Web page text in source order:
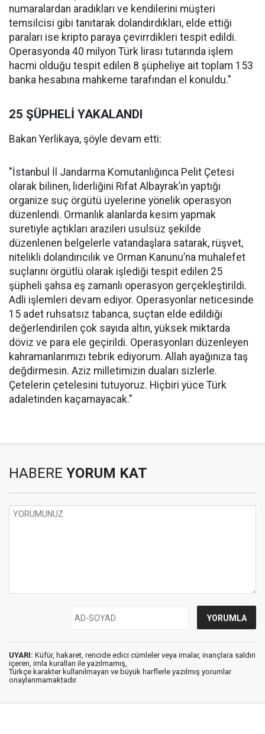
numaralardan aradıkları ve kendilerini müşteri
temsilcisi gibi tanıtarak dolandırdıkları, elde ettiği
paraları ise kripto paraya çevirrdikleri tespit edildi.
Operasyonda 40 milyon Türk lirası tutarında işlem
hacmi olduğu tespit edilen 8 şüpheliye ait toplam 153
banka hesabına mahkeme tarafından el konuldu."
25 ŞÜPHELİ YAKALANDI
Bakan Yerlikaya, şöyle devam etti:
"İstanbul İl Jandarma Komutanlığınca Pelit Çetesi
olarak bilinen, liderliğini Rıfat Albayrak’ın yaptığı
organize suç örgütü üyelerine yönelik operasyon
düzenlendi. Ormanlık alanlarda kesim yapmak
suretiyle açtıkları arazileri usulsüz şekilde
düzenlenen belgelerle vatandaşlara satarak, rüşvet,
nitelikli dolandırıcılık ve Orman Kanunu’na muhalefet
suçlarını örgütlü olarak işlediği tespit edilen 25
şüpheli şahsa eş zamanlı operasyon gerçekleştirildi.
Adli işlemleri devam ediyor. Operasyonlar neticesinde
15 adet ruhsatsız tabanca, suçtan elde edildiği
değerlendirilen çok sayıda altın, yüksek miktarda
döviz ve para ele geçirildi. Operasyonları düzenleyen
kahramanlarımızı tebrik ediyorum. Allah ayağınıza taş
değdirmesin. Aziz milletimizin duaları sizlerle.
Çetelerin çetelesini tutuyoruz. Hiçbiri yüce Türk
adaletinden kaçamayacak."
HABERE YORUM KAT
UYARI: Küfür, hakaret, rencide edici cümleler veya imalar, inançlara saldırı
içeren, imla kuralları ile yazılmamış,
Türkçe karakter kullanılmayan ve büyük harflerle yazılmış yorumlar
onaylanmamaktadır.